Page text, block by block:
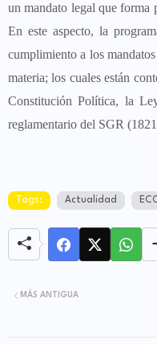
un mandato legal que forma
En este aspecto, la
cumplimiento a los
materia; los cuales están
Constitución Política, la
reglamentario del SGR
Tags: Actualidad
MÁS ANTIGUA